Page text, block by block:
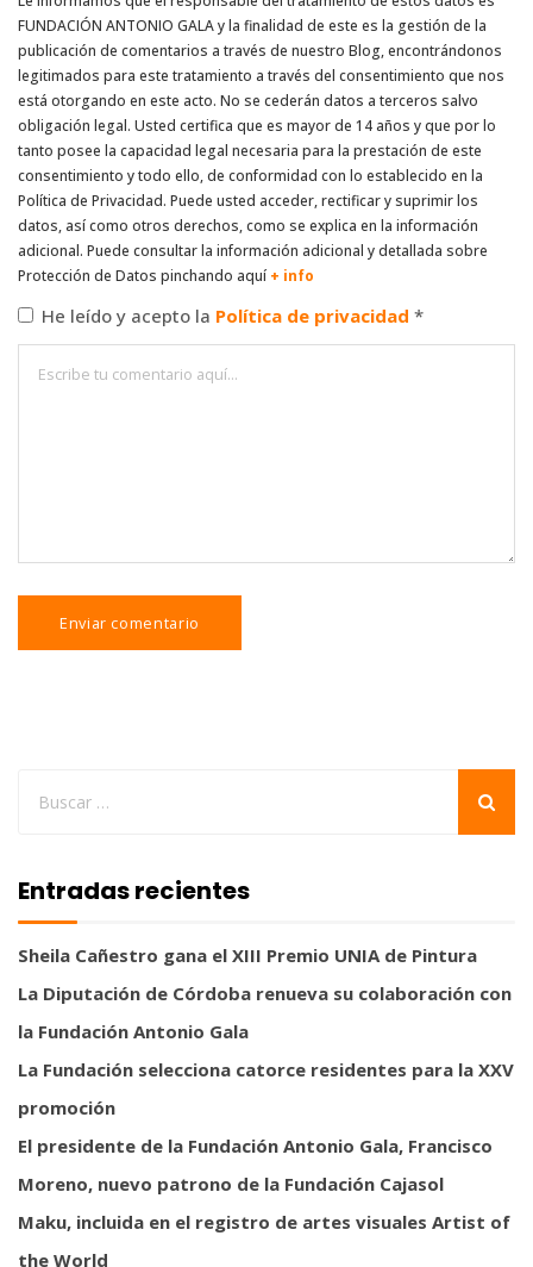
FUNDACIÓN ANTONIO GALA y la finalidad de este es la gestión de la
publicación de comentarios a través de nuestro Blog, encontrándonos
legitimados para este tratamiento a través del consentimiento que nos
está otorgando en este acto. No se cederán datos a terceros salvo
obligación legal. Usted certifica que es mayor de 14 años y que por lo
tanto posee la capacidad legal necesaria para la prestación de este
consentimiento y todo ello, de conformidad con lo establecido en la
Política de Privacidad. Puede usted acceder, rectificar y suprimir los
datos, así como otros derechos, como se explica en la información
adicional. Puede consultar la información adicional y detallada sobre
Protección de Datos pinchando aquí + info
He leído y acepto la Política de privacidad *
Entradas recientes
Sheila Cañestro gana el XIII Premio UNIA de Pintura
La Diputación de Córdoba renueva su colaboración con
la Fundación Antonio Gala
La Fundación selecciona catorce residentes para la XXV
promoción
El presidente de la Fundación Antonio Gala, Francisco
Moreno, nuevo patrono de la Fundación Cajasol
Maku, incluida en el registro de artes visuales Artist of
the World